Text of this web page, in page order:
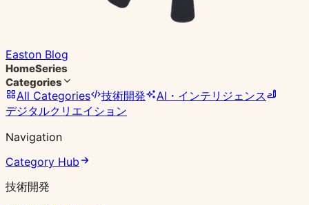
Easton Blog
HomeSeries
Categories
All Categories 技術開発
AI・インテリジェンス
デジタルクリエイション
Navigation
Category Hub
技術開発